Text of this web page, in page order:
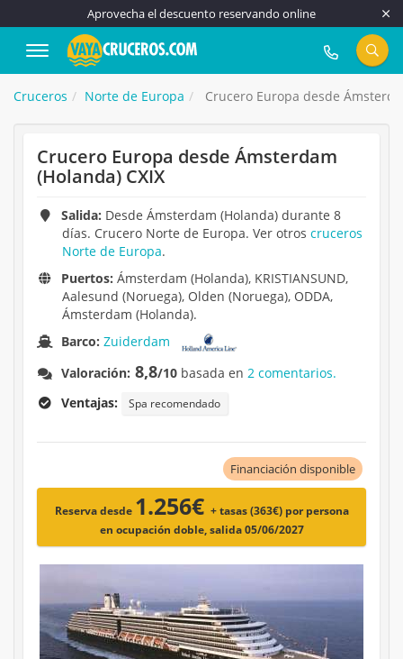
Aprovecha el descuento reservando online
917 815 555
Cruceros Norte de Europa Crucero Europa desde
Crucero Europa desde Ámsterdam
(Holanda) CXIX
Salida: Desde Ámsterdam (Holanda) durante 8
días. Crucero Norte de Europa. Ver otros cruceros
Norte de Europa.
Puertos: Ámsterdam (Holanda), KRISTIANSUND,
Aalesund (Noruega), Olden (Noruega), ODDA,
Ámsterdam (Holanda).
Barco:Zuiderdam
Valoración: 8,8/10 basada en2 comentarios.
Ventajas:
Spa recomendado
Financiación disponible
Reserva desde 1.256€ + tasas (363€) por persona
en ocupación doble, salida 05/06/2027